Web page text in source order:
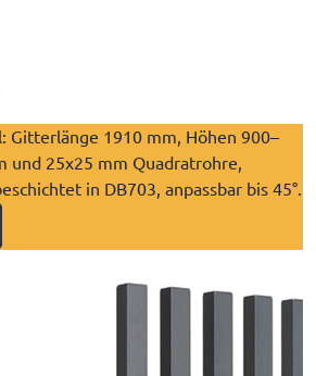
Gitterlänge 1910 mm, Höhen 900–
und 25x25 mm Quadratrohre,
in DB703, anpassbar bis 45°.